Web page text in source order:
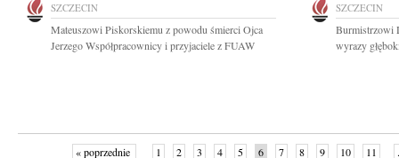
SZCZECIN
Mateuszowi Piskorskiemu z powodu śmierci Ojca
Jerzego Współpracownicy i przyjaciele z FUAW
SZCZECIN
Burmistrzowi
wyrazy
« poprzednie 1 2 3 4 5 6 7 8 9 10 11